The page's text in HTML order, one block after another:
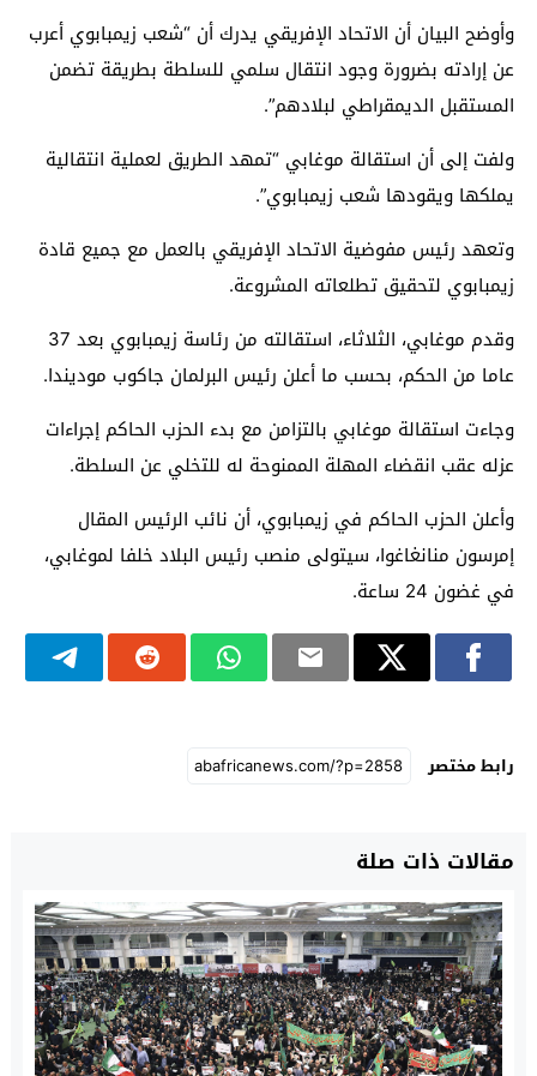
وأوضح البيان أن الاتحاد الإفريقي يدرك أن “شعب زيمبابوي أعرب
عن إرادته بضرورة وجود انتقال سلمي للسلطة بطريقة تضمن
المستقبل الديمقراطي لبلادهم”.
ولفت إلى أن استقالة موغابي “تمهد الطريق لعملية انتقالية
يملكها ويقودها شعب زيمبابوي”.
وتعهد رئيس مفوضية الاتحاد الإفريقي بالعمل مع جميع قادة
زيمبابوي لتحقيق تطلعاته المشروعة.
وقدم موغابي، الثلاثاء، استقالته من رئاسة زيمبابوي بعد 37
عاما من الحكم، بحسب ما أعلن رئيس البرلمان جاكوب موديندا.
وجاءت استقالة موغابي بالتزامن مع بدء الحزب الحاكم إجراءات
عزله عقب انقضاء المهلة الممنوحة له للتخلي عن السلطة.
وأعلن الحزب الحاكم في زيمبابوي، أن نائب الرئيس المقال
إمرسون منانغاغوا، سيتولى منصب رئيس البلاد خلفا لموغابي،
في غضون 24 ساعة.
رابط مختصر
مقالات ذات صلة